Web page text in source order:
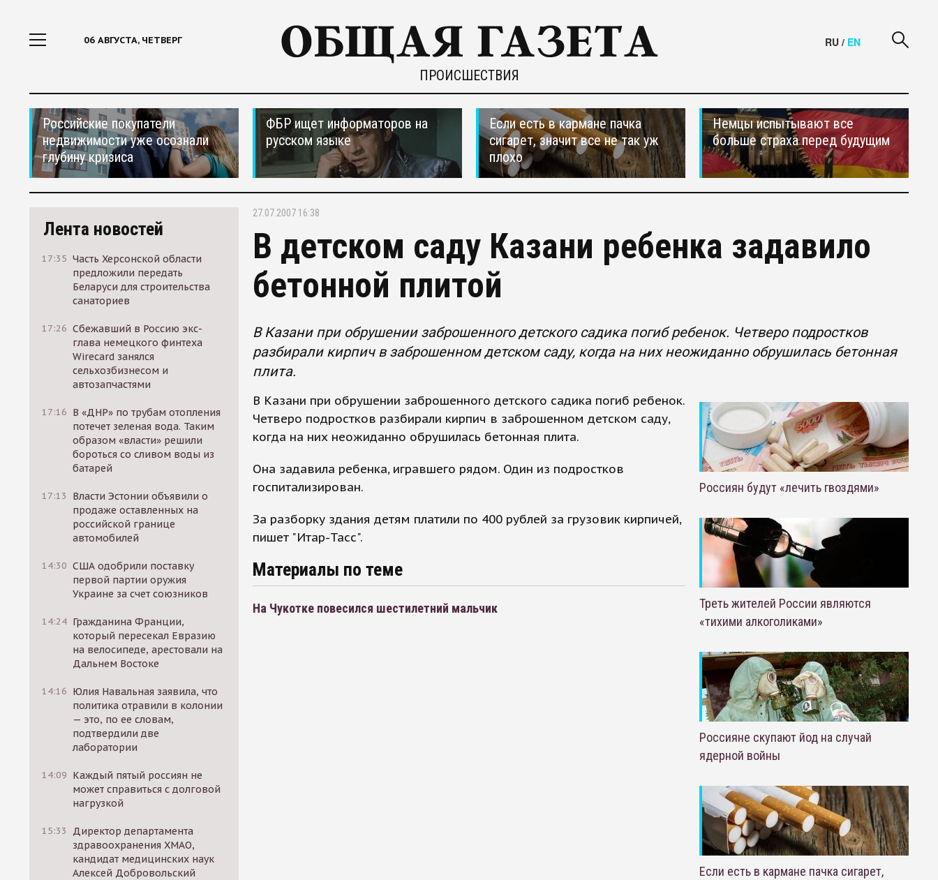
06 АВГУСТА, ЧЕТВЕРГ
ПРОИСШЕСТВИЯ
RU / EN
Российские покупатели
недвижимости уже осознали
глубину кризиса
ФБР ищет информаторов на
русском языке
Если есть в кармане пачка
сигарет, значит все не так уж
плохо
Немцы испытывают все
больше страха перед будущим
Лента новостей
17:35 Часть Херсонской области
предложили передать
Беларуси для строительства
санаториев
17:26 Сбежавший в Россию экс-
глава немецкого финтеха
Wirecard занялся
сельхозбизнесом и
автозапчастями
17:16 В «ДНР» по трубам отопления
потечет зеленая вода. Таким
образом «власти» решили
бороться со сливом воды из
батарей
17:13
Власти Эстонии объявили о
продаже оставленных на
российской границе
автомобилей
14:30 США одобрили поставку
первой партии оружия
Украине за счет союзников
14:24 Гражданина Франции,
который пересекал Евразию
на велосипеде, арестовали на
Дальнем Востоке
14:16 Юлия Навальная заявила, что
политика отравили в колонии
— это, по ее словам,
подтвердили две
лаборатории
14:09 Каждый пятый россиян не
может справиться с долговой
нагрузкой
15:33
Директор департамента
здравоохранения ХМАО,
кандидат медицинских наук
Алексей Добровольский
27.07.2007 16:38
В детском саду Казани ребенка задавило
бетонной плитой
В Казани при обрушении заброшенного детского садика погиб ребенок. Четверо подростков
разбирали кирпич в заброшенном детском саду, когда на них неожиданно обрушилась бетонная
плита.
В Казани при обрушении заброшенного детского садика погиб ребенок.
Четверо подростков разбирали кирпич в заброшенном детском саду,
когда на них неожиданно обрушилась бетонная плита.
Она задавила ребенка, игравшего рядом. Один из подростков
госпитализирован.
За разборку здания детям платили по 400 рублей за грузовик кирпичей,
пишет "Итар-Тасс".
Материалы по теме
На Чукотке повесился шестилетний мальчик
Россиян будут «лечить гвоздями»
Треть жителей России являются
«тихими алкоголиками»
Россияне скупают йод на случай
ядерной войны
Если есть в кармане пачка сигарет,